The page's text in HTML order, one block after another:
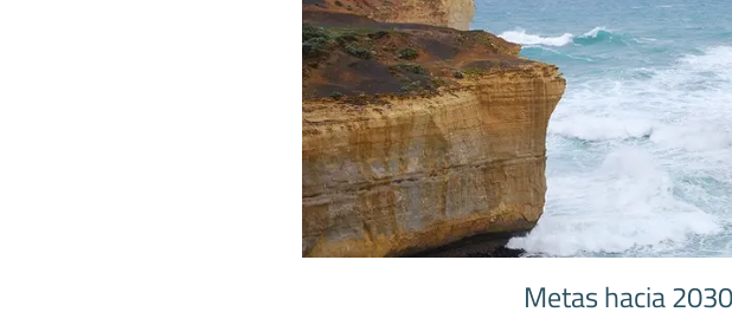
Metas hacia 2030